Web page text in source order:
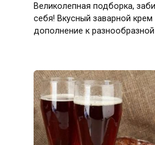
Великолепная подборка,
себя! Вкусный заварной
дополнение к